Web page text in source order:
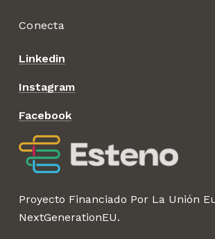
Conecta
Linkedin
Instagram
Facebook
Proyecto Financiado Por La Unión
NextGenerationEU.